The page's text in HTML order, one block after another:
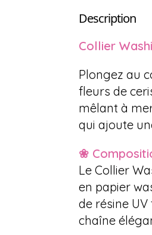
Description
Collier
Plongez au
fleurs de
mêlant à
qui ajoute
❀
Le Collier
en papier
de résine
chaîne